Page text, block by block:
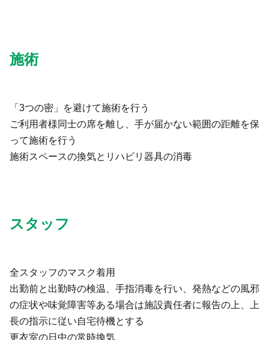
施術
「3つの密」を避けて施術を行う
ご利用者様同士の席を離し、手が届かない範囲の距離を保
って施術を行う
施術スペースの換気とリハビリ器具の消毒
スタッフ
全スタッフのマスク着用
出勤前と出勤時の検温、手指消毒を行い、発熱などの風邪
の症状や味覚障害等ある場合は施設責任者に報告の上、上
長の指示に従い自宅待機とする
更衣室の日中の常時換気